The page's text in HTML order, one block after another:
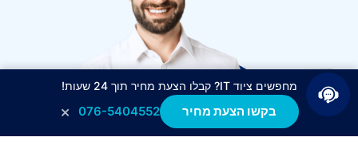
מחפשים ציוד IT? קבלו הצעת מחיר תוך 24 שעות!
בקשו הצעת מחיר 076-5404552
×